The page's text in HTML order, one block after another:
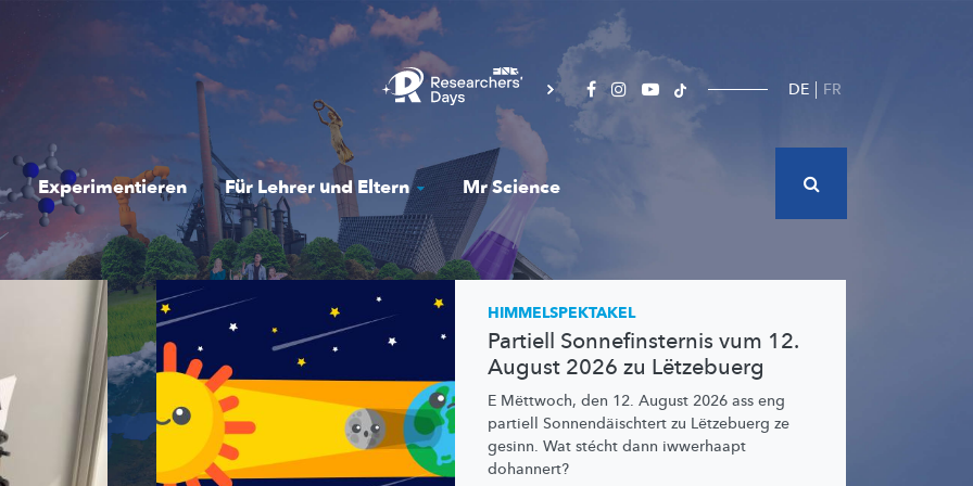
DE FR
Experimentieren Für Lehrer und Eltern Mr Science
HIMMELSPEKTAKEL
Partiell Sonnefinsternis vum 12.
August 2026 zu Lëtzebuerg
E Mëttwoch, den 12. August 2026 ass eng
partiell Sonnendäischtert zu Lëtzebuerg ze
gesinn. Wat stécht dann iwwerhaapt
dohannert?